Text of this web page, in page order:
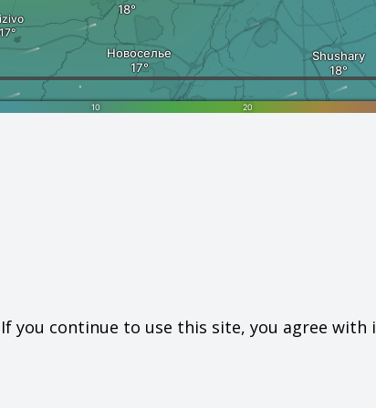
you continue to use this site, you agree with